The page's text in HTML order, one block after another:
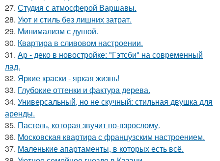
27. Студия с атмосферой Варшавы.
28. Уют и стиль без лишних затрат.
29. Минимализм с душой.
30. Квартира в сливовом настроении.
31. Ар - деко в новостройке: "Гэтсби" на современный
лад.
32. Яркие краски - яркая жизнь!
33. Глубокие оттенки и фактура дерева.
34. Универсальный, но не скучный: стильная двушка для
аренды.
35. Пастель, которая звучит по-взрослому.
36. Московская квартира с французским настроением.
37. Маленькие апартаменты, в которых есть всё.